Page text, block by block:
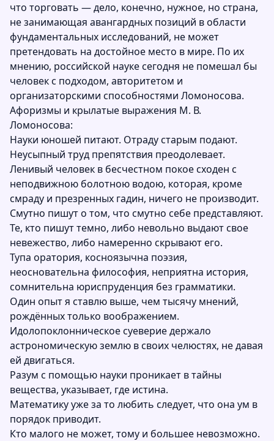
что торговать — дело, конечно, нужное, но страна,
не занимающая авангардных позиций в области
фундаментальных исследований, не может
претендовать на достойное место в мире. По их
мнению, российской науке сегодня не помешал бы
человек с подходом, авторитетом и
организаторскими способностями Ломоносова.
Афоризмы и крылатые выражения М. В.
Ломоносова:
Науки юношей питают. Отраду старым подают.
Неусыпный труд препятствия преодолевает.
Ленивый человек в бесчестном покое сходен с
неподвижною болотною водою, которая, кроме
смраду и презренных гадин, ничего не производит.
Смутно пишут о том, что смутно себе представляют.
Те, кто пишут темно, либо невольно выдают свое
невежество, либо намеренно скрывают его.
Тупа оратория, косноязычна поэзия,
неосновательна философия, неприятна история,
сомнительна юриспруденция без грамматики.
Один опыт я ставлю выше, чем тысячу мнений,
рождённых только воображением.
Идолопоклонническое суеверие держало
астрономическую землю в своих челюстях, не давая
ей двигаться.
Разум с помощью науки проникает в тайны
вещества, указывает, где истина.
Математику уже за то любить следует, что она ум в
порядок приводит.
Кто малого не может, тому и большее невозможно.